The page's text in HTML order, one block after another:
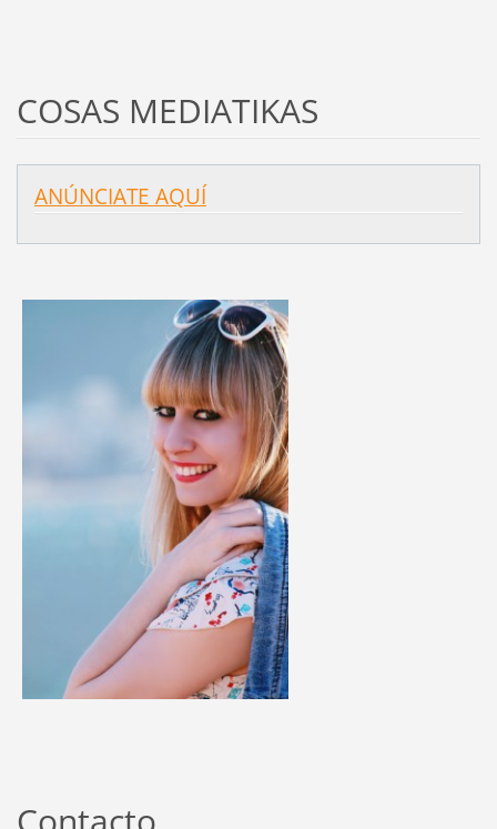
COSAS MEDIATIKAS
ANÚNCIATE AQUÍ